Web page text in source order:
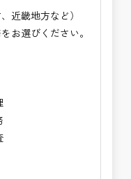
近畿地方など）
お選びください。